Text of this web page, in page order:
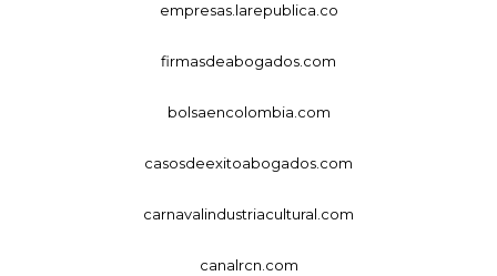
empresas.larepublica.co
firmasdeabogados.com
bolsaencolombia.com
casosdeexitoabogados.com
carnavalindustriacultural.com
canalrcn.com